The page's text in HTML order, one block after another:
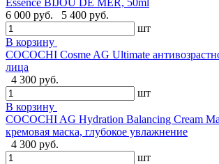
6 000 руб.
5 400 руб.
шт
В корзину
COCOCHI Cosme AG Ultimate
лица
4 300 руб.
шт
В корзину
COCOCHI AG Hydration Balancing Cream
кремовая маска, глубокое увлажнение
4 300 руб.
шт